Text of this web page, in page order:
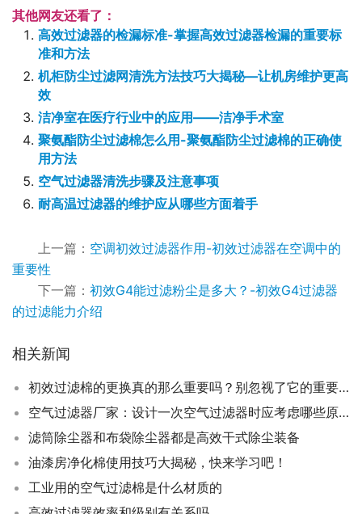
其他网友还看了：
高效过滤器的检漏标准-掌握高效过滤器检漏的重要标
准和方法
机柜防尘过滤网清洗方法技巧大揭秘—让机房维护更高
效
洁净室在医疗行业中的应用——洁净手术室
聚氨酯防尘过滤棉怎么用-聚氨酯防尘过滤棉的正确使
用方法
空气过滤器清洗步骤及注意事项
耐高温过滤器的维护应从哪些方面着手
上一篇： 空调初效过滤器作用-初效过滤器在空调中的
重要性
下一篇： 初效G4能过滤粉尘是多大？-初效G4过滤器
的过滤能力介绍
相关新闻
初效过滤棉的更换真的那么重要吗？别忽视了它的重要性！
空气过滤器厂家：设计一次空气过滤器时应考虑哪些原则？
滤筒除尘器和布袋除尘器都是高效干式除尘装备
油漆房净化棉使用技巧大揭秘，快来学习吧！
工业用的空气过滤棉是什么材质的